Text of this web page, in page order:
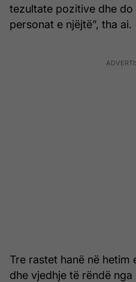
tezultate pozitive dhe do
personat e njëjtë”, tha ai.
Tre rastet hanë në
dhe vjedhje të rëndë